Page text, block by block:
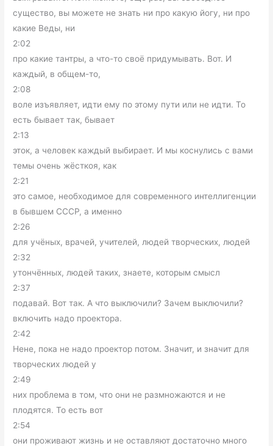
существо, вы можете не знать ни про какую йогу, ни про
какие Веды, ни
2:02
про какие тантры, а что-то своё придумывать. Вот. И
каждый, в общем-то,
2:08
воле изъявляет, идти ему по этому пути или не идти. То
есть бывает так, бывает
2:13
эток, а человек каждый выбирает. И мы коснулись с вами
темы очень жёсткоя, как
2:21
это самое, необходимое для современного интеллигенции
в бывшем СССР, а именно
2:26
для учёных, врачей, учителей, людей творческих, людей
2:32
утончённых, людей таких, знаете, которым смысл
2:37
подавай. Вот так. А что выключили? Зачем выключили?
включить надо проектора.
2:42
Нене, пока не надо проектор потом. Значит, и значит для
творческих людей у
2:49
них проблема в том, что они не размножаются и не
плодятся. То есть вот
2:54
они проживают жизнь и не оставляют достаточно много